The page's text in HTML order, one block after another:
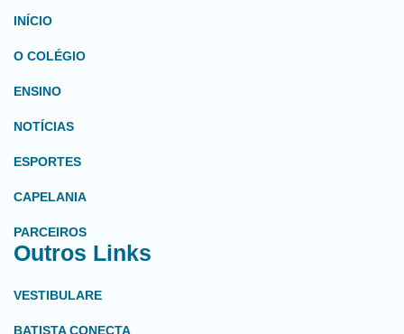
INÍCIO
O COLÉGIO
ENSINO
NOTÍCIAS
ESPORTES
CAPELANIA
PARCEIROS
Outros Links
VESTIBULARE
BATISTA CONECTA